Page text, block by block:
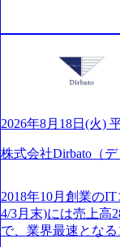
サルファーム経験
実力主義でプロモ
ｍｔｇでこまめに
ャリアを反映でき
ジーに強い部隊が
裁量や得意領域に
名超、売上今期18
ームである また、
r/taketo_kajita/)）
く、新たなチャレ
グファームや総合
での子を育てるす
繰り下げが可能 子
能 【独身寮、住宅
の2つの寮があり、
宅手当： 本社の近
女性には住宅手当
費用は、会社が負
6:00 応募をご検討
・【富山】半導体
候補・リーダーク
験豊富なアドバイ
知識を獲得し、キ
る人は課長職とな
ンティブ＋チーム
ェアおよび丁寧な
経験歓迎！／ M&A
どんな仕事か知り
の方はもちろん、
当日は、質疑応答
ことを楽しみにし
オンライン(Google
2026年8月18日(火)
株式会社Dirbato（デ
2018年10月創業の
4/3月末)には売上高
で、業界最速とな